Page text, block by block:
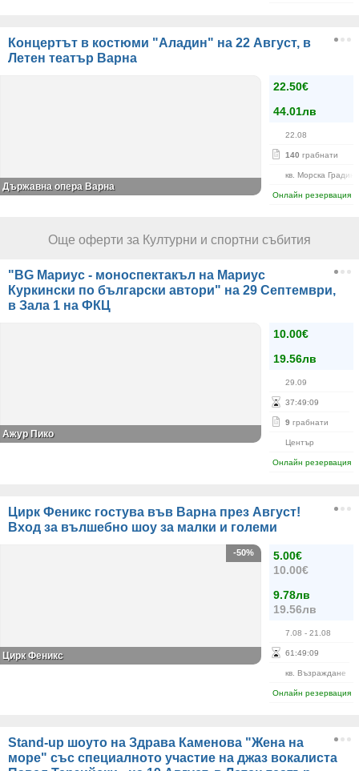
Концертът в костюми "Аладин" на 22 Август, в
Летен театър Варна
22.50€
44.01лв
22.08
140 грабнати
кв. Морска Градина
Онлайн резервация
Държавна опера Варна
Още оферти за Културни и спортни събития
"BG Мариус - моноспектакъл на Мариус
Куркински по български автори" на 29 Септември,
в Зала 1 на ФКЦ
10.00€
19.56лв
29.09
37:49:08
9 грабнати
Център
Онлайн резервация
Ажур Пико
Цирк Феникс гостува във Варна през Август!
Вход за вълшебно шоу за малки и големи
5.00€
10.00€
9.78лв
19.56лв
7.08 - 21.08
61 :49:08
кв. Възраждане
Онлайн резервация
-50%
Цирк Феникс
Stand-up шоуто на Здрава Каменова "Жена на
море" със специалното участие на джаз вокалиста